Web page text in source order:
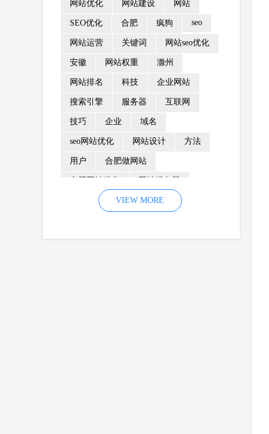
网站优化 网站建设 网站
SEO优化 合肥 疯狗 seo
网站运营 关键词 网站seo优化
安徽 网站权重 滁州
网站排名 科技 企业网站
搜索引擎 服务器 互联网
技巧 企业 域名
seo网站优化 网站设计 方法
用户 合肥做网站
优化 网站降权
企业网站建设 效果 页面
VIEW MORE